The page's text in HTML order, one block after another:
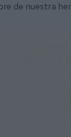
de nuestra